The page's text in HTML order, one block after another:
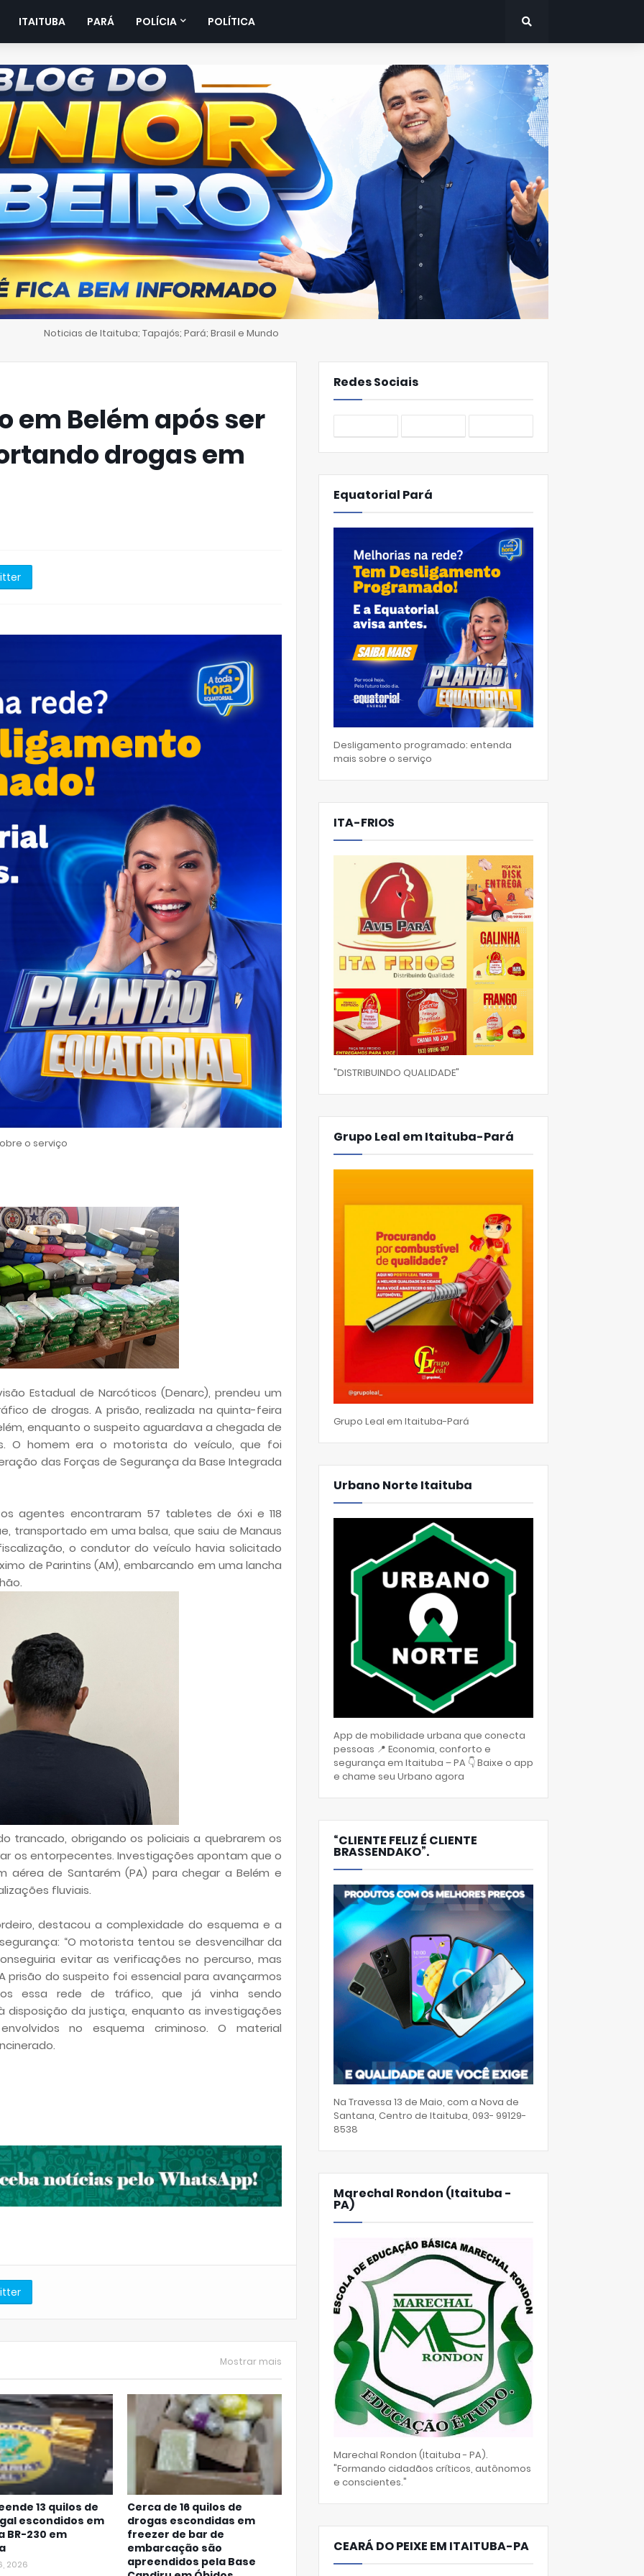
ITAITUBA PARÁ POLÍCIA POLÍTICA
Noticias de Itaituba; Tapajós; Pará; Brasil e Mundo
em Belém após ser
drogas em
o serviço
Estadual de Narcóticos (Denarc), prendeu um
de drogas. A prisão, realizada na quinta-feira
enquanto o suspeito aguardava a chegada de
O homem era o motorista do veículo, que foi
das Forças de Segurança da Base Integrada
agentes encontraram 57 tabletes de óxi e 118
transportado em uma balsa, que saiu de Manaus
o condutor do veículo havia solicitado
de Parintins (AM), embarcando em uma lancha
trancado, obrigando os policiais a quebrarem os
os entorpecentes. Investigações apontam que o
aérea de Santarém (PA) para chegar a Belém e
fluviais.
destacou a complexidade do esquema e a
“O motorista tentou se desvencilhar da
evitar as verificações no percurso, mas
prisão do suspeito foi essencial para avançarmos
essa rede de tráfico, que já vinha sendo
disposição da justiça, enquanto as investigações
no esquema criminoso. O material
Mostrar mais
13 quilos de
escondidos em
BR-230 em
2026
Cerca de 16 quilos de
drogas escondidas em
freezer de bar de
embarcação são
apreendidos pela Base
Redes Sociais
Equatorial Pará
Desligamento programado: entenda
mais sobre o serviço
ITA-FRIOS
"DISTRIBUINDO QUALIDADE"
Grupo Leal em Itaituba-Pará
Grupo Leal em Itaituba-Pará
Urbano Norte Itaituba
App de mobilidade urbana que conecta
pessoas 📍 Economia, conforto e
segurança em Itaituba – PA 👇 Baixe o app
e chame seu Urbano agora
“CLIENTE FELIZ É CLIENTE
BRASSENDAKO”.
Na Travessa 13 de Maio, com a Nova de
Santana, Centro de Itaituba, 093- 99129-
8538
Marechal Rondon (Itaituba -
PA)
Marechal Rondon (Itaituba - PA).
"Formando cidadãos críticos, autônomos
e conscientes."
CEARÁ DO PEIXE EM ITAITUBA-PA